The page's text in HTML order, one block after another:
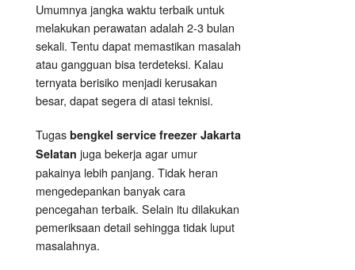
Umumnya jangka waktu terbaik untuk
melakukan perawatan adalah 2-3 bulan
sekali. Tentu dapat memastikan masalah
atau gangguan bisa terdeteksi. Kalau
ternyata berisiko menjadi kerusakan
besar, dapat segera di atasi teknisi.
Tugas bengkel service freezer Jakarta
Selatan juga bekerja agar umur
pakainya lebih panjang. Tidak heran
mengedepankan banyak cara
pencegahan terbaik. Selain itu dilakukan
pemeriksaan detail sehingga tidak luput
masalahnya.